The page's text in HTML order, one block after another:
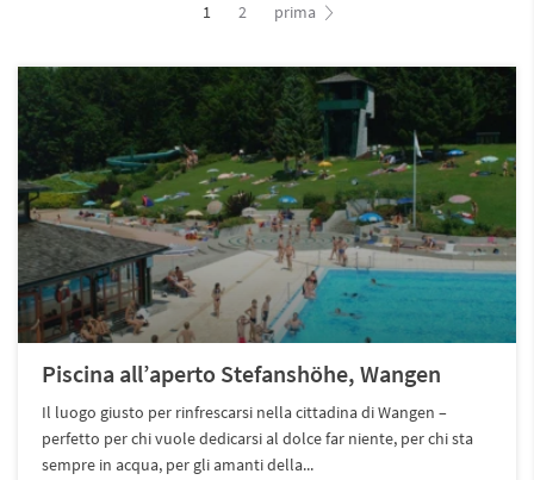
1 2 prima
Piscina all’aperto Stefanshöhe, Wangen
Il luogo giusto per rinfrescarsi nella cittadina di Wangen –
perfetto per chi vuole dedicarsi al dolce far niente, per chi sta
sempre in acqua, per gli amanti della...